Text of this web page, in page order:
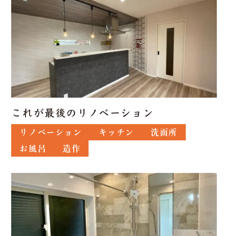
これが最後のリノベーション
リノベーション キッチン
洗面所
お風呂
造作